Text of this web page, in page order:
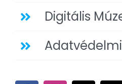
Digitális